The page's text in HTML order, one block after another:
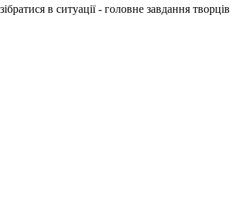
в ситуації - головне завдання творців